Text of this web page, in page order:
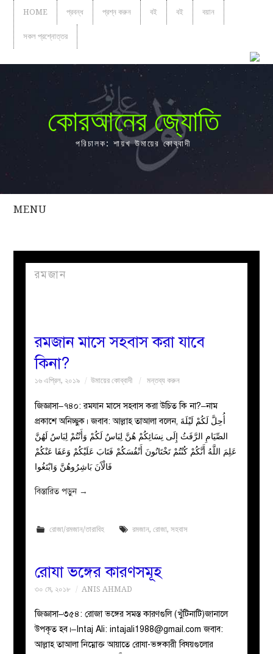
HOME প্রবন্ধ প্রশ্ন করুন বই বই বয়ান
সকল প্রশ্নোত্তর
কোরআনের জ্যোতি
পরিচালক: শায়খ উমায়ের কোব্বাদী
MENU
সকল
প্রবন্ধ
পাতা
মজলিস
প্রশ্ন
করুন
রমজান
রমজান মাসে সহবাস করা যাবে
কিনা?
১৬ এপ্রিল, ২০১৯ উমায়ের কোব্বাদী মন্তব্য করুন
জিজ্ঞাসা–৭৪০: রমযান মাসে সহবাস করা উচিত কি না?–নাম
প্রকাশে অনিচ্ছুক। জবাব: আল্লাহ তাআলা বলেন, ﺃُﺣِﻞَّ ﻟَﻜُﻢْ ﻟَﻴْﻠَﺔَ
ﺍﻟﺼِّﻴَﺎﻡِ ﺍﻟﺮَّﻓَﺚُ ﺇِﻟَﻰ ﻧِﺴَﺎﺋِﻜُﻢْ ﻫُﻦَّ ﻟِﺒَﺎﺱٌ ﻟَﻜُﻢْ ﻭَﺃَﻧْﺘُﻢْ ﻟِﺒَﺎﺱٌ ﻟَﻬُﻦَّ
ﻋَﻠِﻢَ ﺍﻟﻠَّﻪُ ﺃَﻧَّﻜُﻢْ ﻛُﻨْﺘُﻢْ ﺗَﺨْﺘَﺎﻧُﻮﻥَ ﺃَﻧْﻔُﺴَﻜُﻢْ ﻓَﺘَﺎﺏَ ﻋَﻠَﻴْﻜُﻢْ ﻭَﻋَﻔَﺎ ﻋَﻨْﻜُﻢْ
ﻓَﺎﻟْﺂَﻥَ ﺑَﺎﺷِﺮُﻭﻫُﻦَّ ﻭَﺍﺑْﺘَﻐُﻮﺍ
বিস্তারিত পড়ুন →
রোজা/রমজান/তারাবিহ রমজান, রোজা, সহবাস
রোযা ভঙ্গের কারণসমূহ
৩০ মে, ২০১৮ ANIS AHMAD
জিজ্ঞাসা–৩৫৪: রোজা ভঙ্গের সমস্ত কারণগুলি (খুঁটিনাটি)জানালে
উপকৃত হব।–Intaj Ali:intajali1988@gmail.com জবাব:
আল্লাহ তাআলা নিম্নোক্ত আয়াতে রোযা-ভঙ্গকারী বিষয়গুলোর